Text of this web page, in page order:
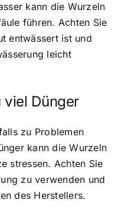
kann die Wurzeln
führen. Achten Sie
entwässert ist und
leicht
viel Dünger
zu Problemen
kann die Wurzeln
stressen. Achten Sie
zu verwenden und
des Herstellers.